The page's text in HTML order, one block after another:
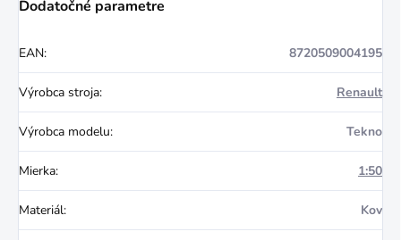
Dodatočné parametre
EAN: 8720509004195
Výrobca stroja: Renault
Výrobca modelu: Tekno
Mierka: 1:50
Materiál: Kov